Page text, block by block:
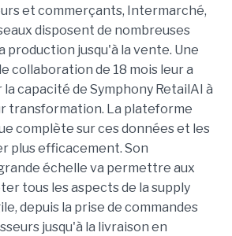
et commerçants, Intermarché,
disposent de nombreuses
production jusqu'à la vente. Une
collaboration de 18 mois leur a
capacité de Symphony RetailAI à
transformation. La plateforme
complète sur ces données et les
plus efficacement. Son
échelle va permettre aux
tous les aspects de la supply
depuis la prise de commandes
jusqu'à la livraison en